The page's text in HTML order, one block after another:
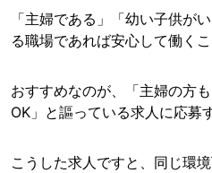
「主婦である」「幼い子供が
る職場であれば安心して働く
おすすめなのが、「主婦の方
OK」と謳っている求人に応募
こうした求人ですと、同じ環